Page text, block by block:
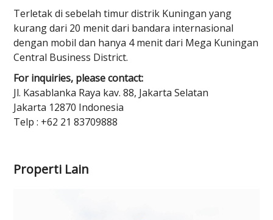
Terletak di sebelah timur distrik Kuningan yang
kurang dari 20 menit dari bandara internasional
dengan mobil dan hanya 4 menit dari Mega Kuningan
Central Business District.
For inquiries, please contact:
Jl. Kasablanka Raya kav. 88, Jakarta Selatan
Jakarta 12870 Indonesia
Telp : +62 21 83709888
Properti Lain